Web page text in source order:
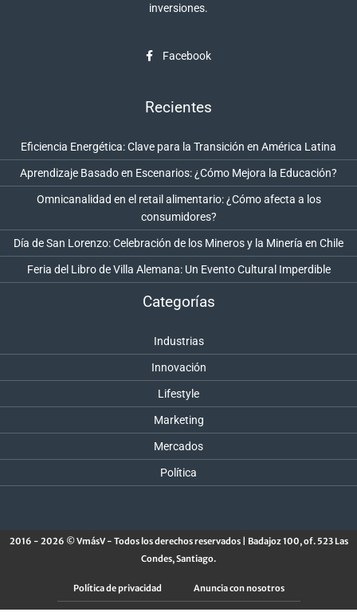
inversiones.
Facebook
Recientes
Eficiencia Energética: Clave para la Transición en América Latina
Aprendizaje Basado en Escenarios: ¿Cómo Mejora la Educación?
Omnicanalidad en el retail alimentario: ¿Cómo afecta a los
consumidores?
Día de San Lorenzo: Celebración de los Mineros y la Minería en Chile
Feria del Libro de Villa Alemana: Un Evento Cultural Imperdible
Categorías
Industrias
Innovación
Lifestyle
Marketing
Mercados
Política
2016 - 2026 © VmásV - Todos los derechos reservados | Badajoz 100, of. 523 Las
Condes, Santiago.
Política de privacidad Anuncia con nosotros